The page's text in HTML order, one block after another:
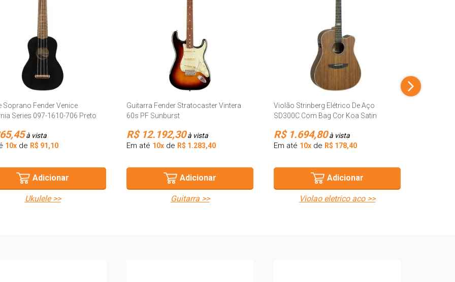
Soprano Fender Venice
Series 097-1610-706 Preto
à vista
10x de R$ 91,10
Adicionar
ukulele >>
Guitarra Fender Stratocaster Vintera
60s PF Sunburst
R$ 12.192,30à vista
Em até 10x de R$ 1.283,40
Adicionar
guitarra >>
Violão Strinberg Elétrico De Aço
SD300C Com Bag Cor Koa Satin
R$ 1.694,80à vista
Em até 10x de R$ 178,40
Adicionar
violao eletrico aco >>